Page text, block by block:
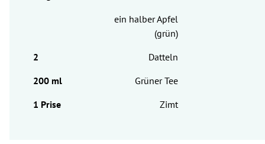
ein halber Apfel
(grün)
Datteln
Grüner Tee
Zimt